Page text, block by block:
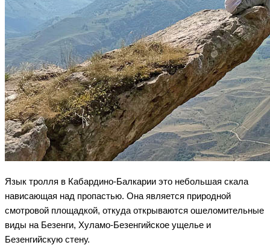
Язык тролля в Кабардино-Балкарии это небольшая скала
нависающая над пропастью. Она является природной
смотровой площадкой, откуда открываются ошеломительные
виды на Безенги, Хуламо-Безенгийское ущелье и
Безенгийскую стену.